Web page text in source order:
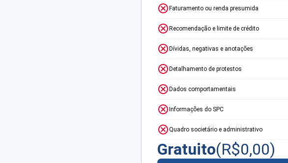
Faturamento ou renda presumida
Recomendação e limite de crédito
Dívidas, negativas e anotações
Detalhamento de protestos
Dados comportamentais
Informações do SPC
Quadro societário e administrativo
Gratuito(R$0,00)